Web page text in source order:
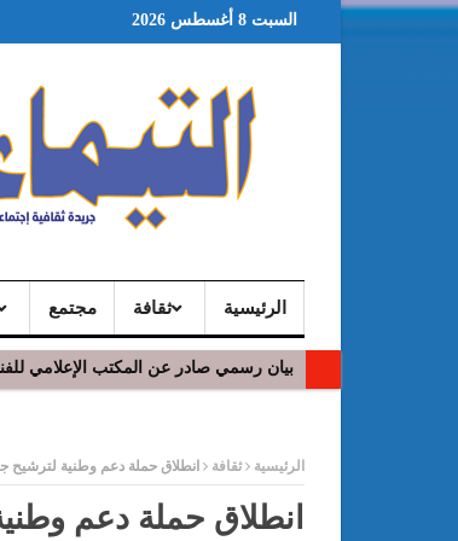
السبت 8 أغسطس 2026
الرئيسية ثقافة مجتمع
بيان رسمي صادر عن المكتب الإعلامي
في افتتاح مهرجان بومخلوف الدولي:
الرئيسية ثقافة انطلاق حملة دعم وطنية لترشيح
انطلاق حملة دعم